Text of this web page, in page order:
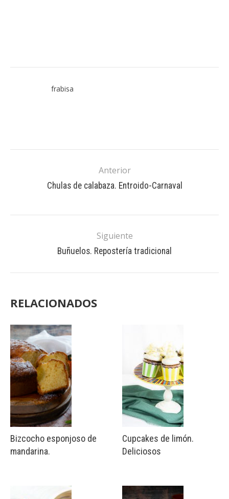
frabisa
Anterior
Chulas de calabaza. Entroido-Carnaval
Siguiente
Buñuelos. Repostería tradicional
RELACIONADOS
Bizcocho esponjoso de
mandarina.
Cupcakes de limón.
Deliciosos